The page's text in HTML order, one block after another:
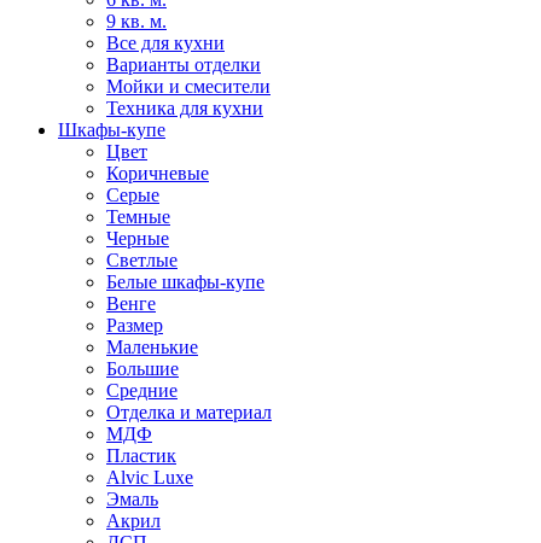
9 кв. м.
Все для кухни
Варианты отделки
Мойки и смесители
Техника для кухни
Шкафы-купе
Цвет
Коричневые
Серые
Темные
Черные
Светлые
Белые шкафы-купе
Венге
Размер
Маленькие
Большие
Средние
Отделка и материал
МДФ
Пластик
Alvic Luxe
Эмаль
Акрил